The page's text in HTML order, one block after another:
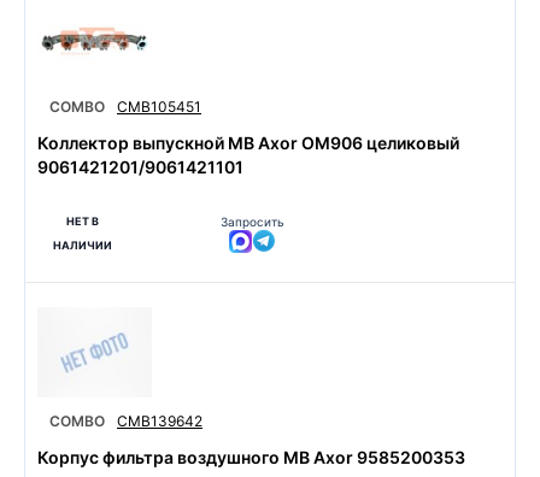
COMBO CMB105451
Коллектор выпускной MB Axor OM906 целиковый
9061421201/9061421101
НЕТ В
НАЛИЧИИ
Запросить
COMBO CMB139642
Корпус фильтра воздушного MB Axor 9585200353